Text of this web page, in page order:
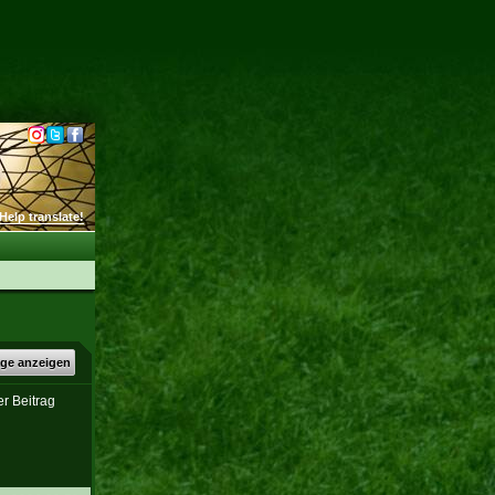
translate!
anzeigen
Beitrag